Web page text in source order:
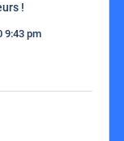
!
9:43 pm